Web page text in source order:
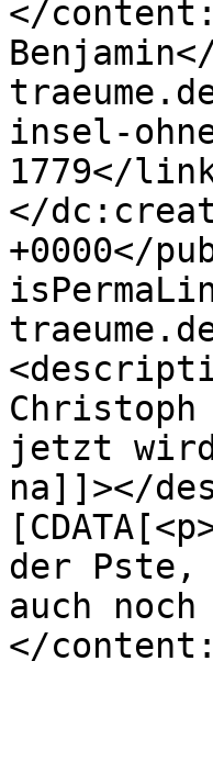
</
insel-
1779</
</
+0000</
jetzt wird
na]]></
der
auch
</